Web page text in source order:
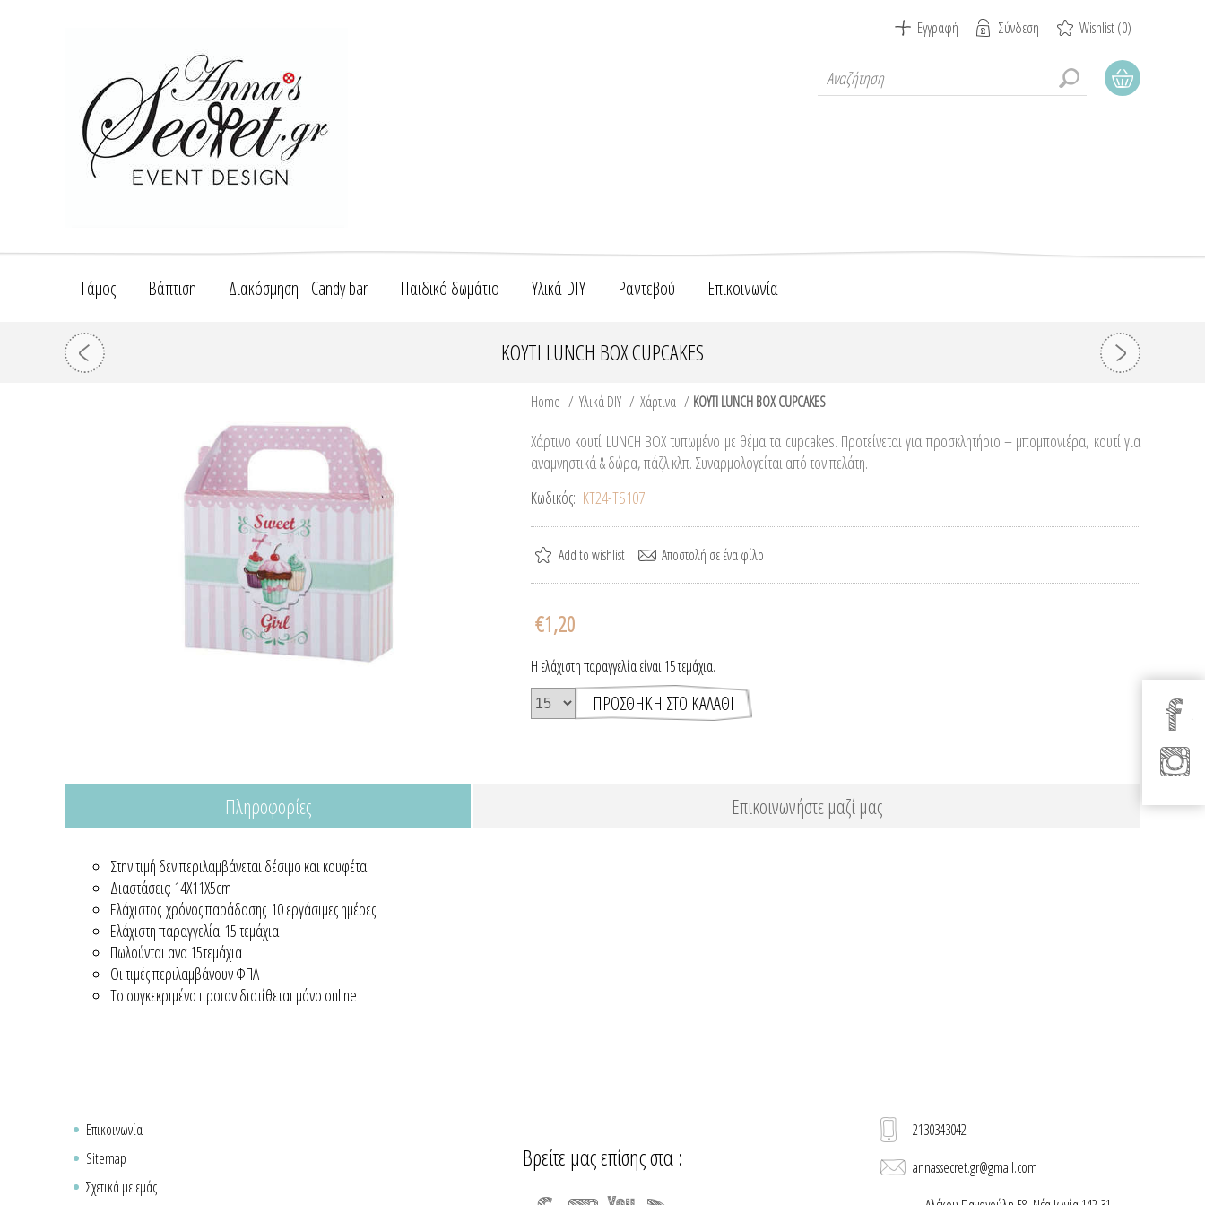
Εγγραφή Σύνδεση Wishlist(0)
Γάμος Βάπτιση Διακόσμηση - Candy bar Παιδικό δωμάτιο Υλικά DIY Ραντεβού Επικοινωνία
ΚΟΥΤΙ LUNCH BOX CUPCAKES
Home / Υλικά DIY / Χάρτινα / ΚΟΥΤΙ LUNCH BOX CUPCAKES
Χάρτινο κουτί LUNCH BOX τυπωμένο με θέμα τα cupcakes. Προτείνεται για προσκλητήριο – μπομπονιέρα, κουτί για
αναμνηστικά & δώρα, πάζλ κλπ. Συναρμολογείται από τον πελάτη.
Κωδικός: ΚΤ24-TS107
€1,20
Η ελάχιστη παραγγελία είναι 15 τεμάχια.
Πληροφορίες Επικοινωνήστε μαζί μας
Στην τιμή δεν περιλαμβάνεται δέσιμο και κουφέτα
Διαστάσεις: 14Χ11Χ5cm
Ελάχιστος χρόνος παράδοσης 10 εργάσιμες ημέρες
Ελάχιστη παραγγελία 15 τεμάχια
Πωλούνται ανα 15τεμάχια
Οι τιμές περιλαμβάνουν ΦΠΑ
Το συγκεκριμένο προιον διατίθεται μόνο online
Επικοινωνία
Sitemap
Σχετικά με εμάς
Βρείτε μας επίσης στα :
2130343042
annassecret.gr@gmail.com